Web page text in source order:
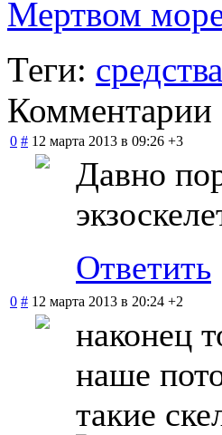
Мертвом
Теги:
Комментарии
0 # 12 марта 2013 в 09:26 +3
Давно
Ответить
0 # 12 марта 2013 в 20:24 +2
наконец
наше
такие